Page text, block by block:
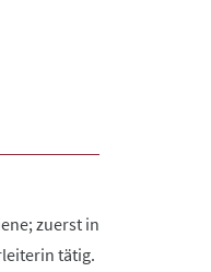
zuerst in
tätig.